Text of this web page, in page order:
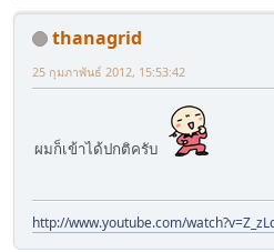
thanagrid
25 กุมภาพันธ์ 2012, 15:53:42
ผมก็เข้าได้ปกติครับ
http://www.youtube.com/